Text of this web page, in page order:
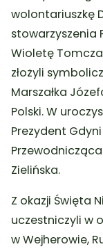
wolontariuszkę
stowarzyszenia
Wioletę
złożyli
Marszałka
Polski. W
Prezydent
Zielińska.
Z okazji Święta
uczestniczyli w
w Wejherowie,